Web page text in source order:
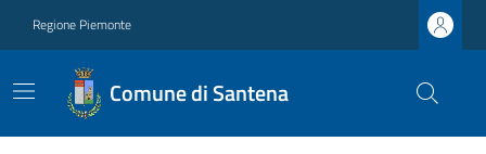
Regione Piemonte
Comune di Santena